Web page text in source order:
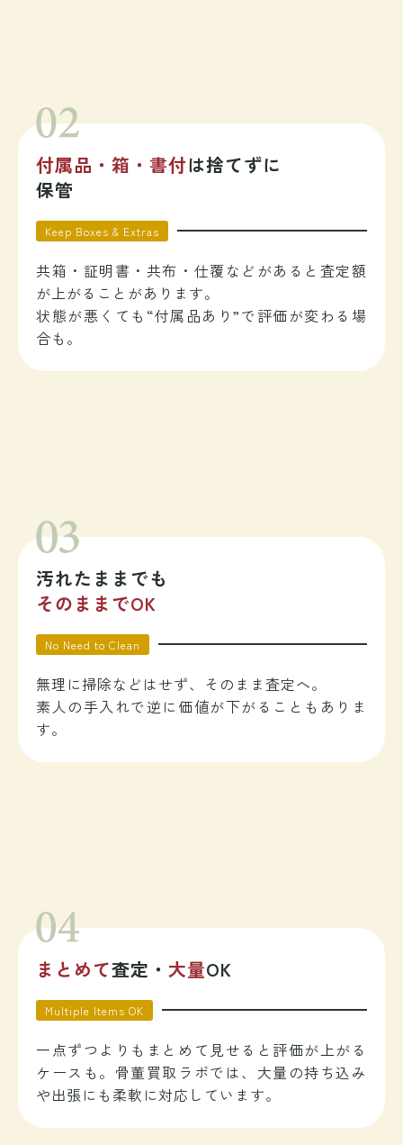
付属品・箱・書付は捨てずに
保管
Keep Boxes & Extras
共箱・証明書・共布・仕覆などがあると査定額
が上がることがあります。
状態が悪くても“付属品あり”で評価が変わる場
合も。
汚れたままでも
そのままでOK
No Need to Clean
無理に掃除などはせず、そのまま査定へ。
素人の手入れで逆に価値が下がることもありま
す。
まとめて査定・ 大量OK
Multiple Items OK
一点ずつよりもまとめて見せると評価が上がる
ケースも。骨董買取ラボでは、大量の持ち込み
や出張にも柔軟に対応しています。